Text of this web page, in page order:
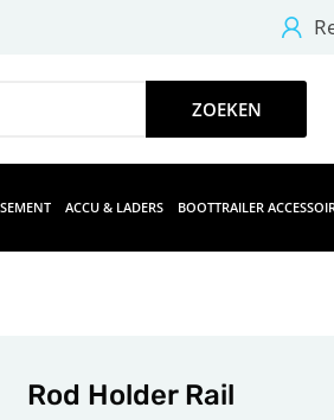
ACCU & LADERS BOOTTRAILER
Rod Holder Rail